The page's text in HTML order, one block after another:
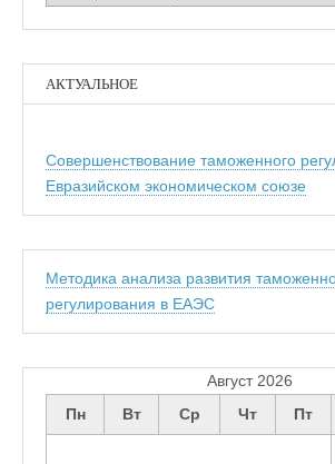
АКТУАЛЬНОЕ
Совершенствование таможенного
Евразийском экономическом союзе
Методика анализа развития
регулирования в ЕАЭС
Август 2026
Пн
Вт Ср Чт Пт